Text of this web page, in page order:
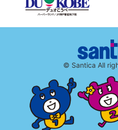
© Santica All